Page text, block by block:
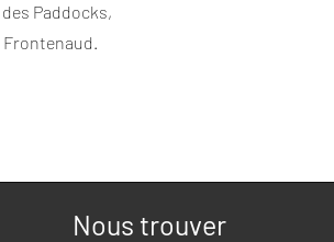
des Paddocks,
Frontenaud.
Nous trouver